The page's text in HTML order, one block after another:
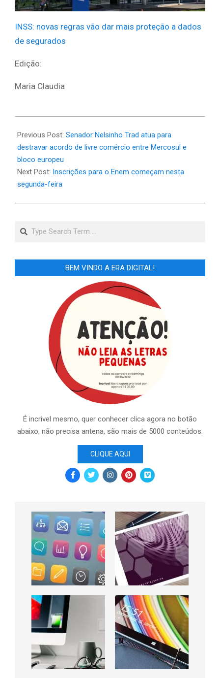
INSS: novas regras vão dar mais proteção a dados
de segurados
Edição:
Maria Claudia
05-
26
Previous Post: Senador Nelsinho Trad atua para
destravar acordo de livre comércio entre Mercosul e
bloco europeu
Next Post: Inscrições para o Enem começam nesta
segunda-feira
BEM VINDO A ERA DIGITAL!
É incrivel mesmo, quer conhecer clica agora no botão
abaixo, não precisa antena, são mais de 5000 conteúdos.
CLIQUE AQUI